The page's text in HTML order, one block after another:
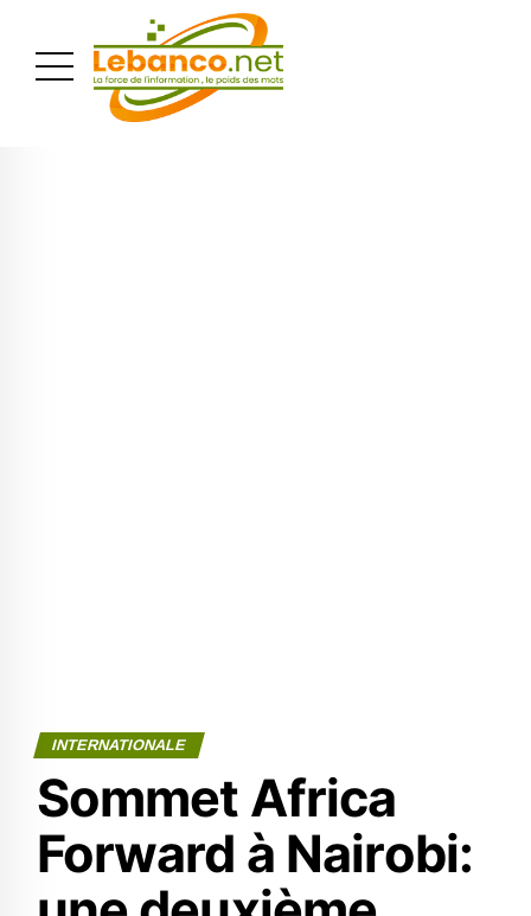
INTERNATIONALE
Sommet Africa
Forward à Nairobi: